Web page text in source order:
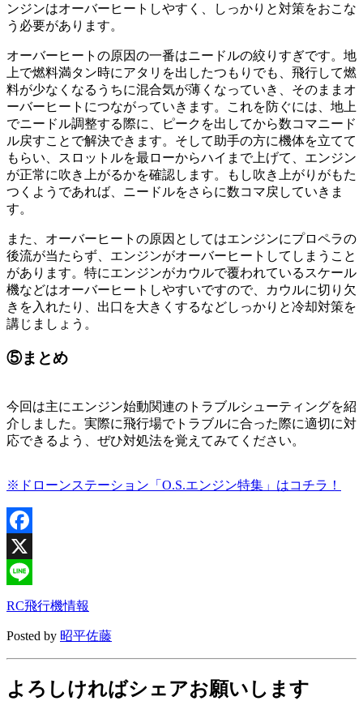
ンジンはオーバーヒートしやすく、しっかりと対策をおこな
う必要があります。
オーバーヒートの原因の一番はニードルの絞りすぎです。地
上で燃料満タン時にアタリを出したつもりでも、飛行して燃
料が少なくなるうちに混合気が薄くなっていき、そのままオ
ーバーヒートにつながっていきます。これを防ぐには、地上
でニードル調整する際に、ピークを出してから数コマニード
ル戻すことで解決できます。そして助手の方に機体を立てて
もらい、スロットルを最ローからハイまで上げて、エンジン
が正常に吹き上がるかを確認します。もし吹き上がりがもた
つくようであれば、ニードルをさらに数コマ戻していきま
す。
また、オーバーヒートの原因としてはエンジンにプロペラの
後流が当たらず、エンジンがオーバーヒートしてしまうこと
があります。特にエンジンがカウルで覆われているスケール
機などはオーバーヒートしやすいですので、カウルに切り欠
きを入れたり、出口を大きくするなどしっかりと冷却対策を
講じましょう。
⑤まとめ
今回は主にエンジン始動関連のトラブルシューティングを紹
介しました。実際に飛行場でトラブルに合った際に適切に対
応できるよう、ぜひ対処法を覚えてみてください。
※ドローンステーション「O.S.エンジン特集」はコチラ！
Facebook
X
Line
RC飛行機情報
Posted by 昭平佐藤
よろしければシェアお願いします